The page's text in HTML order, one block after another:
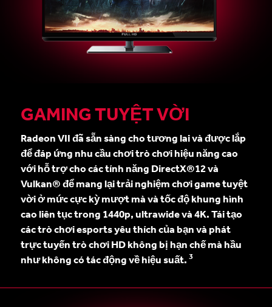
GAMING TUYỆT VỜI
Radeon VII đã sẵn sàng cho tương lai và được lắp
để đáp ứng nhu cầu chơi trò chơi hiệu năng cao
với hỗ trợ cho các tính năng DirectX®12 và
Vulkan® để mang lại trải nghiệm chơi game tuyệt
vời ở mức cực kỳ mượt mà và tốc độ khung hình
cao liên tục trong 1440p, ultrawide và 4K. Tái tạo
các trò chơi esports yêu thích của bạn và phát
trực tuyến trò chơi HD không bị hạn chế mà hầu
như không có tác động về hiệu suất. 3